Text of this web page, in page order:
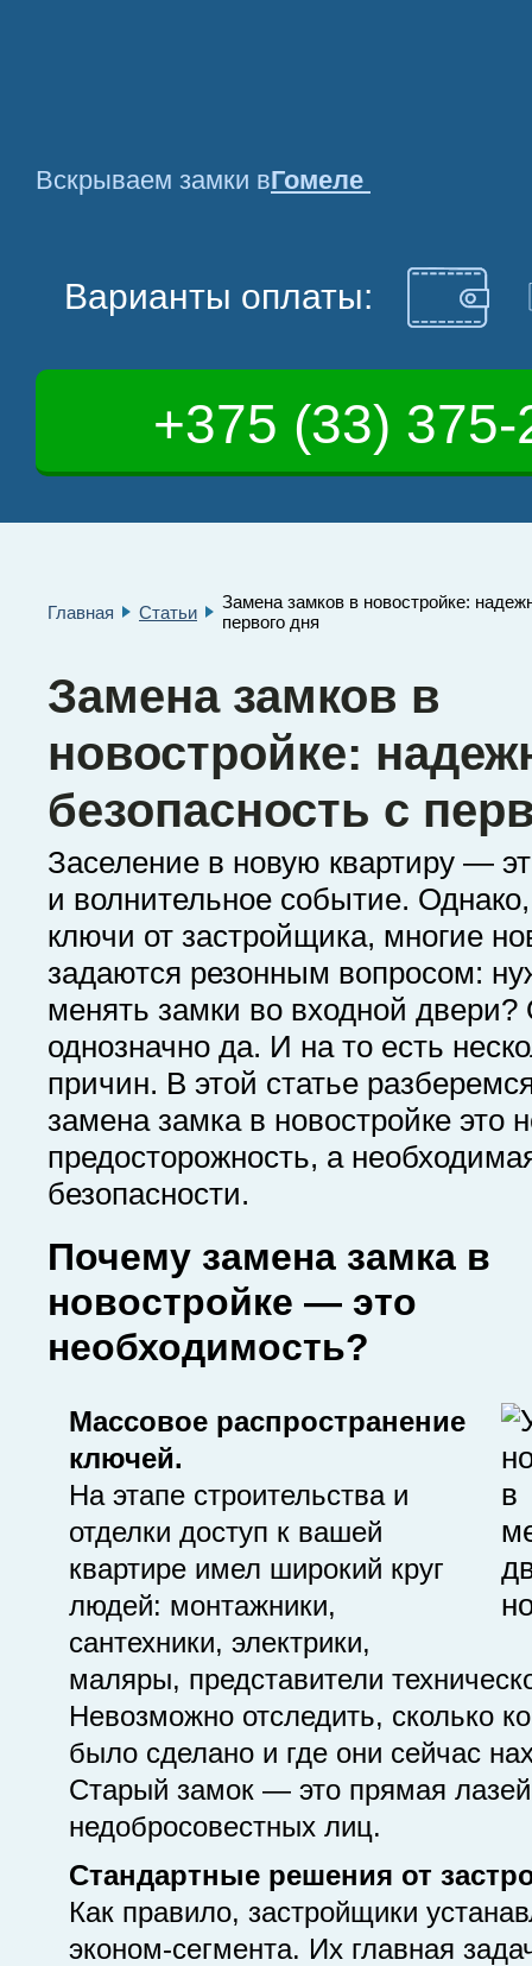
+375 (33)
Вскрываем замки вГомеле
Варианты оплаты:
Главная Статьи
Замена замков в новостройке:
первого дня
Замена замков в
новостройке:
безопасность с
Заселение в новую квартиру —
и волнительное событие.
ключи от застройщика, многие
задаются резонным вопросом:
менять замки во входной
однозначно да. И на то есть
причин. В этой статье
замена замка в новостройке это
предосторожность, а
безопасности.
Почему замена замка в
новостройке — это
необходимость?
Массовое распространение
ключей.
На этапе строительства и
отделки доступ к вашей
квартире имел широкий круг
людей: монтажники,
сантехники, электрики,
маляры, представители
Невозможно отследить, сколько
было сделано и где они сейчас
Старый замок — это прямая
недобросовестных лиц.
Стандартные решения от
Как правило, застройщики
эконом-сегмента. Их главная